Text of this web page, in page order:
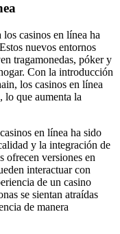
casinos en línea ha
nuevos entornos
tragamonedas, póker y
Con la introducción
los casinos en línea
lo que aumenta la
en línea ha sido
y la integración de
ofrecen versiones en
interactuar con
de un casino
se sientan atraídas
de manera